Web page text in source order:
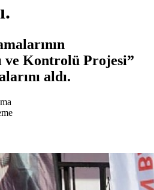
ve Kontrolü Projesi”
aldı.